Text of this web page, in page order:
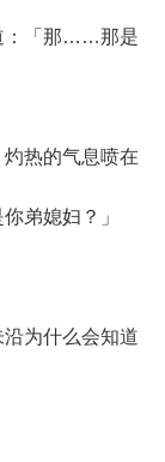
：「那……那是
热的气息喷在
弟媳妇？」
为什么会知道